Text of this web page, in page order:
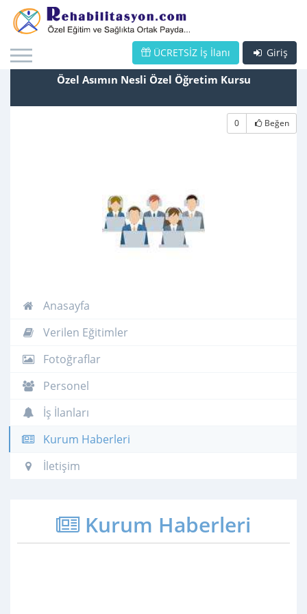
Giriş
ÜCRETSİZ İş İlanı
Özel Asımın Nesli Özel Öğretim Kursu
0 Beğen
Anasayfa
Verilen Eğitimler
Fotoğraflar
Personel
İş İlanları
Kurum Haberleri
İletişim
Kurum Haberleri